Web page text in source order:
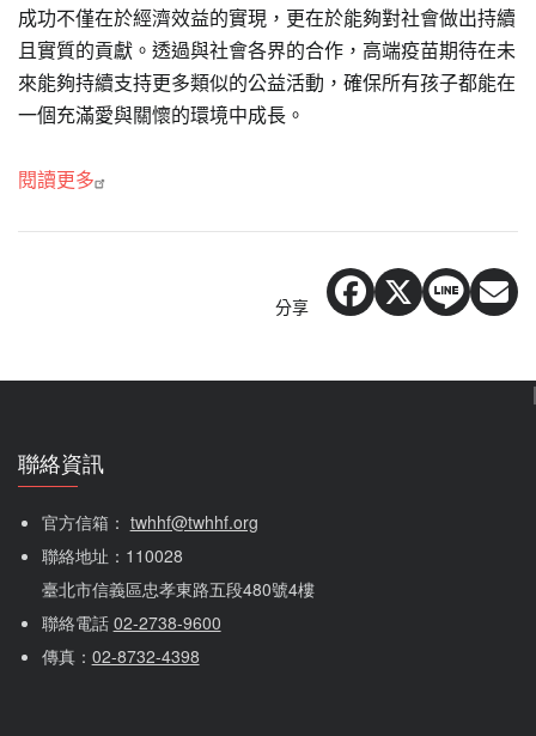
成功不僅在於經濟效益的實現，更在於能夠對社會做出持續
且實質的貢獻。透過與社會各界的合作，高端疫苗期待在未
來能夠持續支持更多類似的公益活動，確保所有孩子都能在
一個充滿愛與關懷的環境中成長。
閱讀更多
分享
聯絡資訊
官方信箱： twhhf@twhhf.org
聯絡地址：110028
臺北市信義區忠孝東路五段480號4樓
聯絡電話 02-2738-9600
傳真： 02-8732-4398